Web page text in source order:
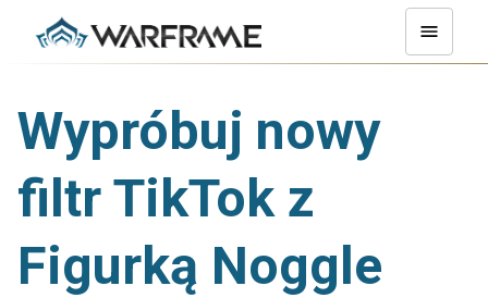
Wypróbuj nowy
filtr TikTok z
Figurką Noggle